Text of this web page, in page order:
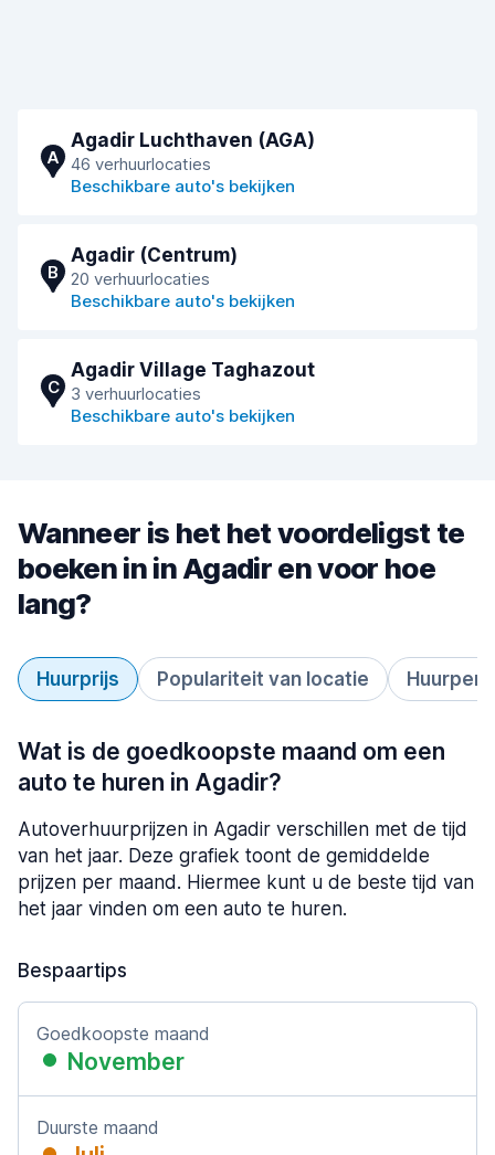
A
Agadir Luchthaven (AGA)
46 verhuurlocaties
Beschikbare auto's bekijken
B
Agadir (Centrum)
20 verhuurlocaties
Beschikbare auto's bekijken
C
Agadir Village Taghazout
3 verhuurlocaties
Beschikbare auto's bekijken
Wanneer is het het voordeligst te
boeken in in Agadir en voor hoe
lang?
Huurprijs Populariteit van locatie
Wat is de goedkoopste maand om een
auto te huren in Agadir?
Autoverhuurprijzen in Agadir verschillen met de tijd
van het jaar. Deze grafiek toont de gemiddelde
prijzen per maand. Hiermee kunt u de beste tijd van
het jaar vinden om een auto te huren.
Bespaartips
Goedkoopste maand
November
Duurste maand